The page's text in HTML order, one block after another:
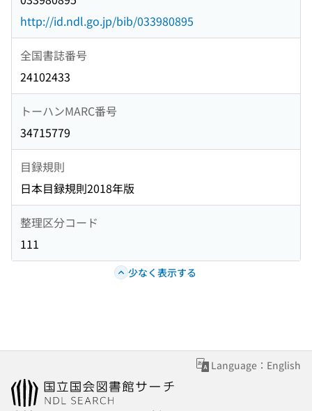
http://id.ndl.go.jp/bib/033980895
全国書誌番号
24102433
トーハンMARC番号
34715779
目録規則
日本目録規則2018年版
整理区分コード
111
少なく表示する
Language：English